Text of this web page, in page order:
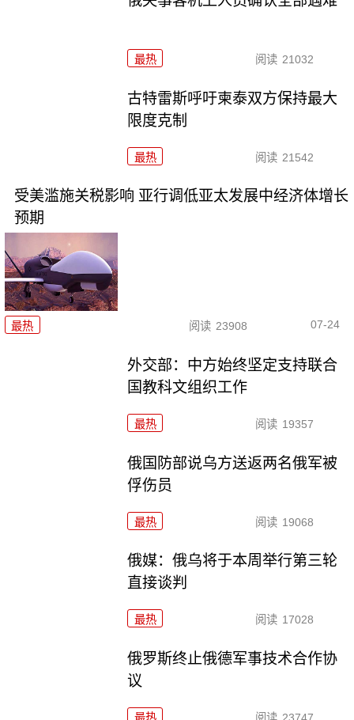
最热 阅读 21032
古特雷斯呼吁柬泰双方保持最大
限度克制
最热 阅读 21542
受美滥施关税影响 亚行调低亚太发展中经济体增长
预期
最热 阅读 23908 07-24
外交部：中方始终坚定支持联合
国教科文组织工作
最热 阅读 19357
俄国防部说乌方送返两名俄军被
俘伤员
最热 阅读 19068
俄媒：俄乌将于本周举行第三轮
直接谈判
最热 阅读 17028
俄罗斯终止俄德军事技术合作协
议